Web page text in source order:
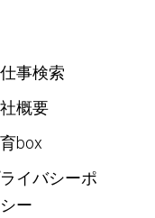
事検索
概要
box
イバシーポ
ー